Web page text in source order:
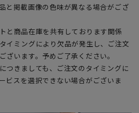
と掲載画像の色味が異なる場合がござ
と商品在庫を共有しております関係
イミングにより欠品が発生し、ご注文
ざいます。予めご了承ください。
つきましても、ご注文のタイミングに
ビスを選択できない場合がございま